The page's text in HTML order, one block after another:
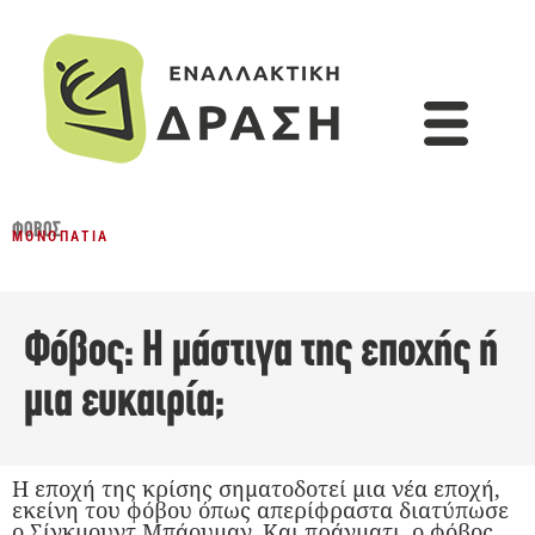
ΦΌΒΟΣ
ΜΟΝΟΠΆΤΙΑ
Φόβος: Η μάστιγα της εποχής ή
μια ευκαιρία;
Η εποχή της κρίσης σηματοδοτεί μια νέα εποχή,
εκείνη του φόβου όπως απερίφραστα διατύπωσε